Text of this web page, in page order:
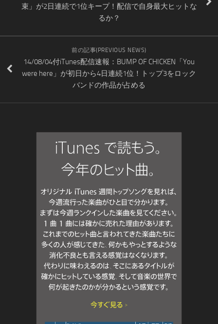
束」が2日連続で1位キープ！配信で自身最大ヒットな
るか？
前の記事(PREVIOUS NEWS)
14/08/04付iTunes配信速報：BUMP OF CHICKEN「You
were here」が初日から4日連続1位！トップ3をロック
バンドの作品が占める